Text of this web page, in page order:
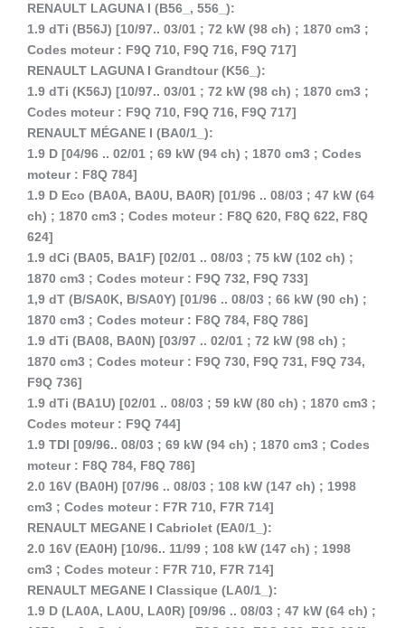
RENAULT LAGUNA I (B56_, 556_):
1.9 dTi (B56J) [10/97.. 03/01 ; 72 kW (98 ch) ; 1870 cm3 ;
Codes moteur : F9Q 710, F9Q 716, F9Q 717]
RENAULT LAGUNA I Grandtour (K56_):
1.9 dTi (K56J) [10/97.. 03/01 ; 72 kW (98 ch) ; 1870 cm3 ;
Codes moteur : F9Q 710, F9Q 716, F9Q 717]
RENAULT MÉGANE I (BA0/1_):
1.9 D [04/96 .. 02/01 ; 69 kW (94 ch) ; 1870 cm3 ; Codes
moteur : F8Q 784]
1.9 D Eco (BA0A, BA0U, BA0R) [01/96 .. 08/03 ; 47 kW (64
ch) ; 1870 cm3 ; Codes moteur : F8Q 620, F8Q 622, F8Q
624]
1.9 dCi (BA05, BA1F) [02/01 .. 08/03 ; 75 kW (102 ch) ;
1870 cm3 ; Codes moteur : F9Q 732, F9Q 733]
1,9 dT (B/SA0K, B/SA0Y) [01/96 .. 08/03 ; 66 kW (90 ch) ;
1870 cm3 ; Codes moteur : F8Q 784, F8Q 786]
1.9 dTi (BA08, BA0N) [03/97 .. 02/01 ; 72 kW (98 ch) ;
1870 cm3 ; Codes moteur : F9Q 730, F9Q 731, F9Q 734,
F9Q 736]
1.9 dTi (BA1U) [02/01 .. 08/03 ; 59 kW (80 ch) ; 1870 cm3 ;
Codes moteur : F9Q 744]
1.9 TDI [09/96.. 08/03 ; 69 kW (94 ch) ; 1870 cm3 ; Codes
moteur : F8Q 784, F8Q 786]
2.0 16V (BA0H) [07/96 .. 08/03 ; 108 kW (147 ch) ; 1998
cm3 ; Codes moteur : F7R 710, F7R 714]
RENAULT MEGANE I Cabriolet (EA0/1_):
2.0 16V (EA0H) [10/96.. 11/99 ; 108 kW (147 ch) ; 1998
cm3 ; Codes moteur : F7R 710, F7R 714]
RENAULT MEGANE I Classique (LA0/1_):
1.9 D (LA0A, LA0U, LA0R) [09/96 .. 08/03 ; 47 kW (64 ch) ;